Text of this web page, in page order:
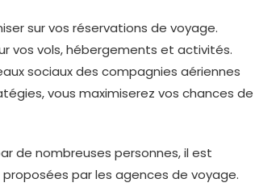
sur vos réservations de voyage.
vos vols, hébergements et activités.
sociaux des compagnies aériennes
vous maximiserez vos chances de
de nombreuses personnes, il est
par les agences de voyage.